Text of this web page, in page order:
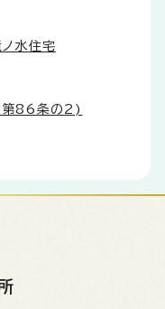
水住宅
第86条の2)